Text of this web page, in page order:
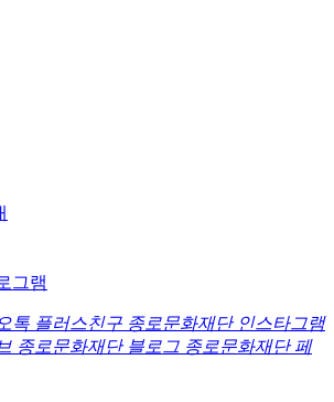
그램
톡 플러스친구 종로문화재단 인스타그램
종로문화재단 블로그 종로문화재단 페